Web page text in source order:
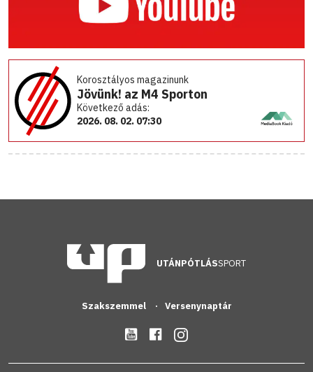
Korosztályos magazinunk
Jövünk! az M4 Sporton
Következő adás:
2026. 08. 02. 07:30
UTÁNPÓTLÁSSPORT
Szakszemmel Versenynaptár